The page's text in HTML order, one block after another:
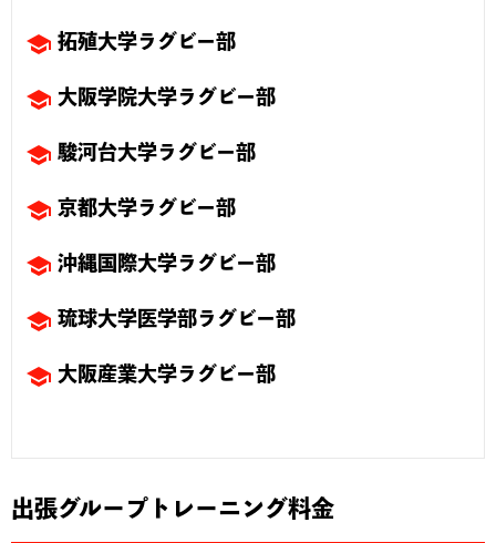
school 拓殖大学ラグビー部
school 大阪学院大学ラグビー部
school 駿河台大学ラグビー部
school 京都大学ラグビー部
school 沖縄国際大学ラグビー部
school 琉球大学医学部ラグビー部
school 大阪産業大学ラグビー部
出張グループトレーニング料金